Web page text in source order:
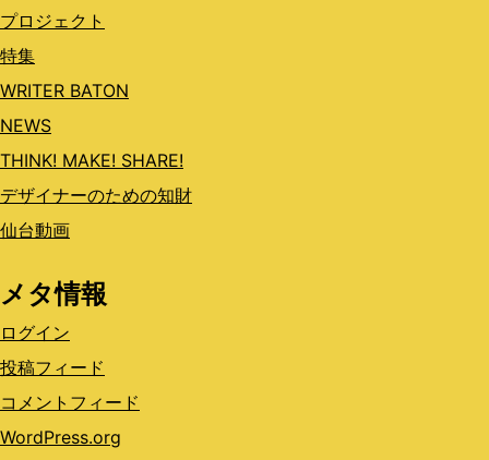
プロジェクト
特集
WRITER BATON
NEWS
THINK! MAKE! SHARE!
デザイナーのための知財
仙台動画
メタ情報
ログイン
投稿フィード
コメントフィード
WordPress.org